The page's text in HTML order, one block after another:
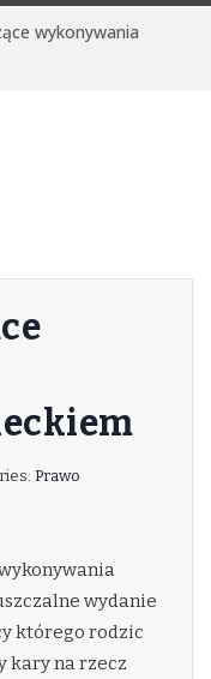
wykonywania
Prawo
wydanie
którego rodzic
kary na rzecz